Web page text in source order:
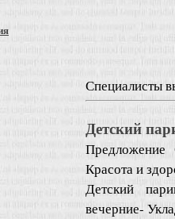
Специалисты
Детский
Предложение
Красота и
Детский
вечерние-